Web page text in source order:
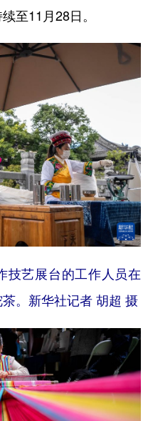
至11月28日。
技艺展台的工作人员在
。新华社记者 胡超 摄